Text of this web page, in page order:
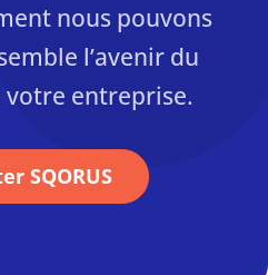
nous pouvons
l’avenir du
entreprise.
SQORUS